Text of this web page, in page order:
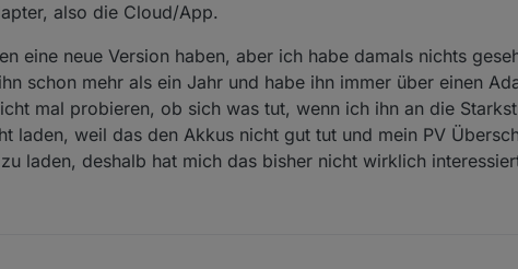
also die Cloud/App.
eine neue Version haben, aber ich habe damals nichts
schon mehr als ein Jahr und habe ihn immer über einen
mal probieren, ob sich was tut, wenn ich ihn an die
laden, weil das den Akkus nicht gut tut und mein PV
laden, deshalb hat mich das bisher nicht wirklich